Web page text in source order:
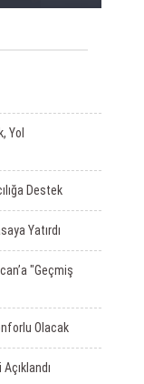
Yol
Destek
Yatırdı
"Geçmiş
Olacak